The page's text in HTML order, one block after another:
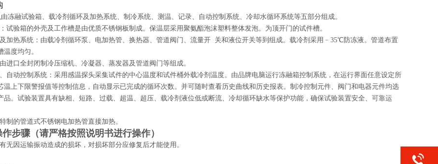
冻融试验箱、载冷剂循环及加热系统、制冷系统、测温、记录、自动控制系统、冷却水循环系统等五部分组成。
试验箱的外壳及工作槽是由优质不锈钢板制成。保温层采用聚氨酯泡沫塑料整体发泡。为顶开门的试件槽。
加热系统：由载冷剂循环泵、电加热管、换热器、管道阀门、流量开 关和液位开关等到组成。载冷剂采用﹣35℃防冻液。管道布置
温度均匀。
进口全封闭制冷压缩机、冷凝器、蒸发器及管道阀门等组成。
自动控制系统：采用感温探头采集试件的中心温度和试件桶外载冷剂温度。由品牌电脑运行冻融箱控制系统，在运行界面任意设定所
温上下限警报值等控制信息，自动显示已完成的循环次数。并可随时查看历史曲线和历史报表。制冷控制元件、阀门和电器元件均选
品。试验装置具有缺相、短路、过载、超温、超压、载冷剂液位低或断流、冷却循环缺水等保护功能，确保试验装置安全、可靠运
制的管道式不锈钢电加热管直接加热。
步骤（请严格按照说明书进行操作）
无因运输振动造成的损坏，对损坏部分应修复后才能使用。